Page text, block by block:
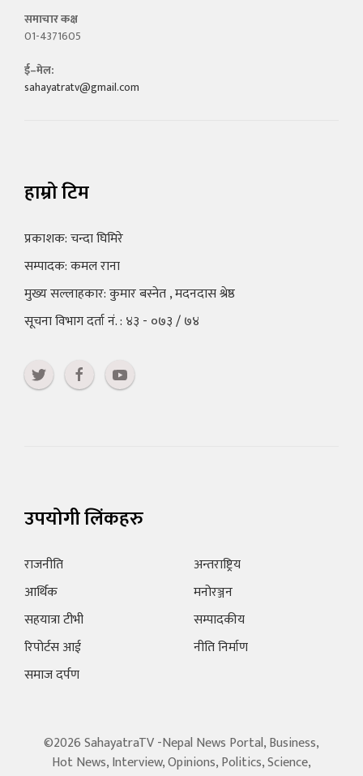
समाचार कक्ष
01-4371605
ई–मेल:
sahayatratv@gmail.com
हाम्रो टिम
प्रकाशक: चन्दा घिमिरे
सम्पादक: कमल राना
मुख्य सल्लाहकार: कुमार बस्नेत , मदनदास श्रेष्ठ
सूचना विभाग दर्ता नं. : ४३ - ०७३ / ७४
उपयोगी लिंकहरु
राजनीति
आर्थिक
सहयात्रा टीभी
रिपोर्टस आई
समाज दर्पण
अन्तराष्ट्रिय
मनोरञ्जन
सम्पादकीय
नीति निर्माण
©2026 SahayatraTV -Nepal News Portal, Business,
Hot News, Interview, Opinions, Politics, Science,